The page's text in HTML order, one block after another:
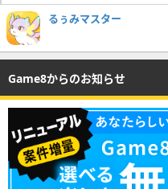
るぅみマスター
Game8からのお知らせ